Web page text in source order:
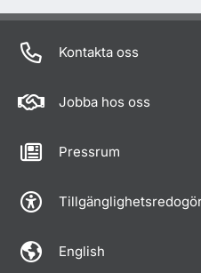
Kontakta oss
Jobba hos oss
Pressrum
English